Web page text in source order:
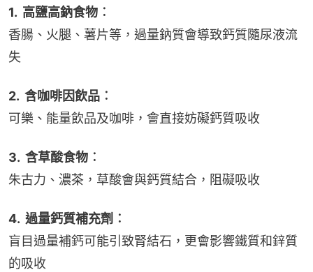
1.  高鹽高鈉食物︰
香腸、火腿、薯片等，過量鈉質會導致鈣質隨尿液流
失
2.  含咖啡因飲品︰
可樂、能量飲品及咖啡，會直接妨礙鈣質吸收
3.  含草酸食物︰
朱古力、濃茶，草酸會與鈣質結合，阻礙吸收
4.  過量鈣質補充劑︰
盲目過量補鈣可能引致腎結石，更會影響鐵質和鋅質
的吸收